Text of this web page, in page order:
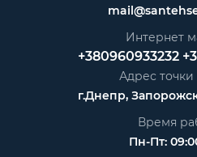
Интернет
+380960933232
Адрес точки
г.Днепр,
Время
Пн-Пт: